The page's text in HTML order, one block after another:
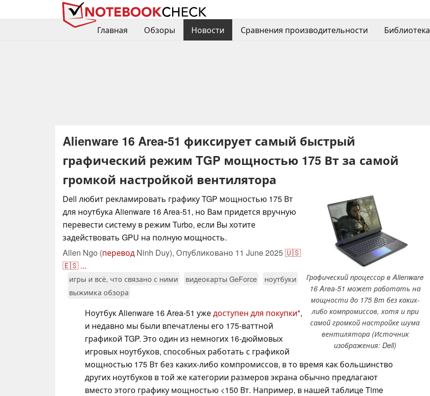
Главная
Обзоры Новости Сравнения производительности Библиотека
Alienware 16 Area-51 фиксирует самый быстрый
графический режим TGP мощностью 175 Вт за самой
громкой настройкой вентилятора
Графический процессор в Alienware
16 Area-51 может работать на
мощности до 175 Вт без каких-
либо компромиссов, хотя и при
самой громкой настройке шума
вентилятора (Источник
изображения: Dell)
Dell любит рекламировать графику TGP мощностью 175 Вт
для ноутбука Alienware 16 Area-51, но Вам придется вручную
перевести систему в режим Turbo, если Вы хотите
задействовать GPU на полную мощность.
Allen Ngo (перевод Ninh Duy), Опубликовано 11 June 2025🇺🇸
🇪🇸 ...
игры и всё, что связано с ними видеокарты GeForce
ноутбуки
выжимка обзора
Ноутбук Alienware 16 Area-51 ужедоступен для покупки ,
и недавно мы были впечатлены его 175-ваттной
графикой TGP. Это один из немногих 16-дюймовых
игровых ноутбуков, способных работать с графикой
мощностью 175 Вт без каких-либо компромиссов, в то время как большинство
других ноутбуков в той же категории размеров экрана обычно предлагают
вместо этого графику мощностью <150 Вт. Например, в нашей таблице Time